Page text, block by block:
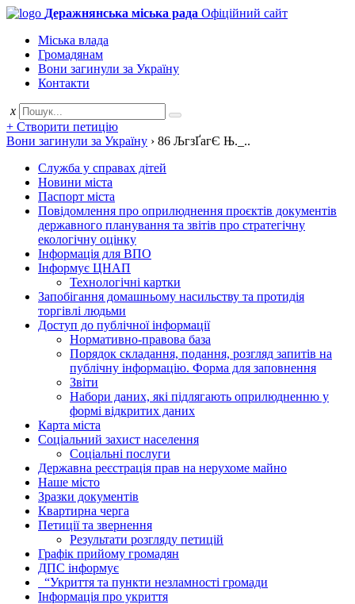
Деражнянська міська рада Офіційний сайт
Міська влада
Громадянам
Вони загинули за Україну
Контакти
x
+ Створити петицію
Вони загинули за Україну › 86 ЉгзҐагЄ Њ._..
Служба у справах дітей
Новини міста
Паспорт міста
Повідомлення про оприлюднення проєктів документів
державного планування та звітів про стратегічну
екологічну оцінку
Інформація для ВПО
Інформує ЦНАП
Технологічні картки
Запобігання домашньому насильству та протидія
торгівлі людьми
Доступ до публічної інформації
Нормативно-правова база
Порядок складання, подання, розгляд запитів на
публічну інформацію. Форма для заповнення
Звіти
Набори даних, які підлягають оприлюдненню у
формі відкритих даних
Карта міста
Соціальний захист населення
Соціальні послуги
Державна реєстрація прав на нерухоме майно
Наше місто
Зразки документів
Квартирна черга
Петиції та звернення
Результати розгляду петицій
Графік прийому громадян
ДПС інформує
“Укриття та пункти незламності громади
Інформація про укриття